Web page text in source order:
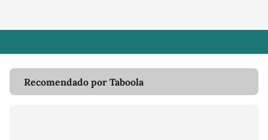
Recomendado por Taboola